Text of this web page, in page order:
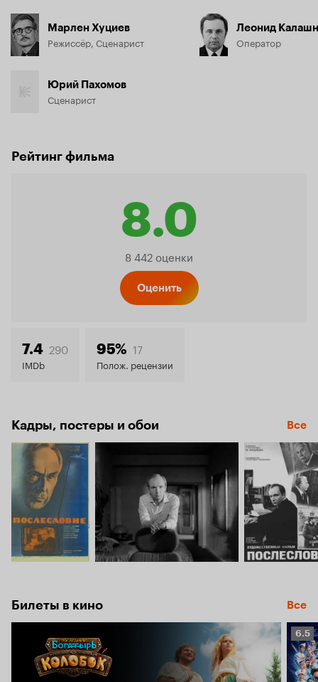
Марлен Хуциев
Режиссёр, Сценарист
Юрий Пахомов
Сценарист
Леонид
Оператор
Рейтинг фильма
8.0
Рейтинг
8.0
8 442 оценки
Оценить
7.4 290
IMDb
95% 17
Полож. рецензии
Кадры, постеры и обои Все
Билеты в кино Все
6.5
6.5